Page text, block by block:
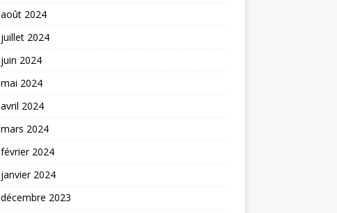
août 2024
juillet 2024
juin 2024
mai 2024
avril 2024
mars 2024
février 2024
janvier 2024
décembre 2023